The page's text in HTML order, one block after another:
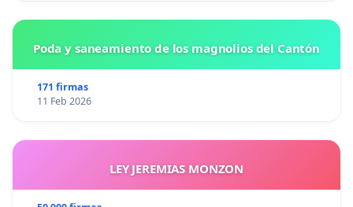
Poda y saneamiento de los magnolios del Cantón
171 firmas
11 Feb 2026
LEY JEREMIAS MONZON